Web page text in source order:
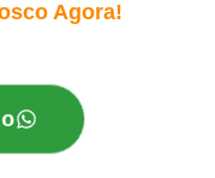
Agora!